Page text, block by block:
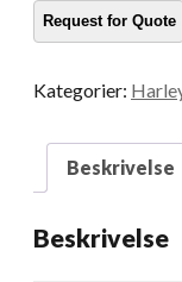
Harley
Davidson
Kategorier:
Beskrivelse
Beskrivelse